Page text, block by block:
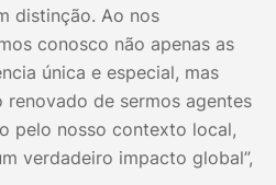
distinção. Ao nos
conosco não apenas as
única e especial, mas
de sermos agentes
pelo nosso contexto local,
verdadeiro impacto global”,